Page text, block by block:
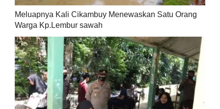
Meluapnya Kali Cikambuy Menewaskan Satu Orang
Warga Kp.Lembur sawah